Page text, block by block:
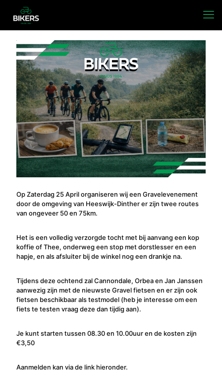
Op Zaterdag 25 April organiseren wij een Gravelevenement
door de omgeving van Heeswijk-Dinther er zijn twee routes
van ongeveer 50 en 75km.
Het is een volledig verzorgde tocht met bij aanvang een kop
koffie of Thee, onderweg een stop met dorstlesser en een
hapje, en als afsluiter bij de winkel nog een drankje na.
Tijdens deze ochtend zal Cannondale, Orbea en Jan Janssen
aanwezig zijn met de nieuwste Gravel fietsen en er zijn ook
fietsen beschikbaar als testmodel (heb je interesse om een
fiets te testen vraag deze dan tijdig aan).
Je kunt starten tussen 08.30 en 10.00uur en de kosten zijn
€3,50
Aanmelden kan via de link hieronder.